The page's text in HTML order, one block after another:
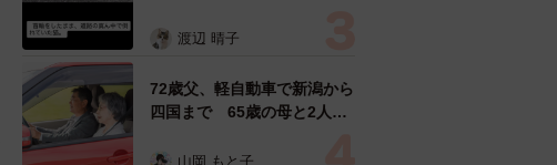
ようとした4日間 「命の重
表の訴え
渡辺 晴子
72歳父、軽自動車で新潟から
四国まで 65歳の母と2人で
憩まで分刻み… 「大学生で
山岡 もと子